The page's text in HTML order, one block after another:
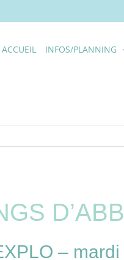
ACCUEIL INFOS/PLANNING
–